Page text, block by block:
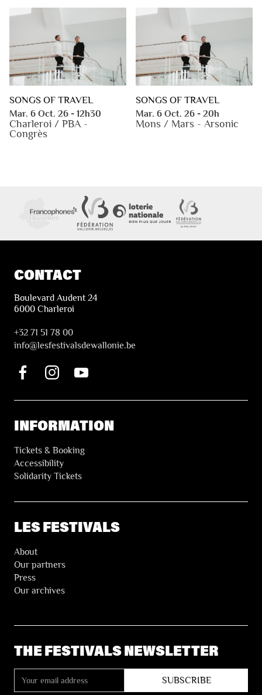
SONGS OF TRAVEL
Mar. 6 Oct. 26 - 12h30
Charleroi / PBA -
Congrès
SONGS OF TRAVEL
Mar. 6 Oct. 26 - 20h
Mons / Mars - Arsonic
CONTACT
Boulevard Audent 24
6000 Charleroi
+32 71 51 78 00
info@lesfestivalsdewallonie.be
INFORMATION
Tickets & Booking
Accessibility
Solidarity Tickets
LES FESTIVALS
About
Our partners
Press
Our archives
THE FESTIVALS NEWSLETTER